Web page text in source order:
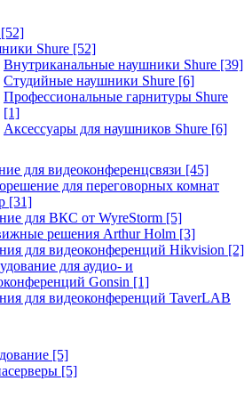
[52]
Shure [52]
Внутриканальные наушники Shure [39]
Студийные наушники Shure [6]
Профессиональные гарнитуры Shure
[1]
Аксессуары для наушников Shure [6]
для видеоконференцсвязи [45]
для переговорных комнат
[31]
для ВКС от WyreStorm [5]
решения Arthur Holm [3]
для видеоконференций Hikvision [2]
для аудио- и
Gonsin [1]
для видеоконференций TaverLAB
[5]
[5]